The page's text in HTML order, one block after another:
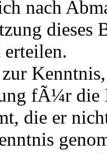
nach
dieses
erteilen.
fÃ¼r die
die er